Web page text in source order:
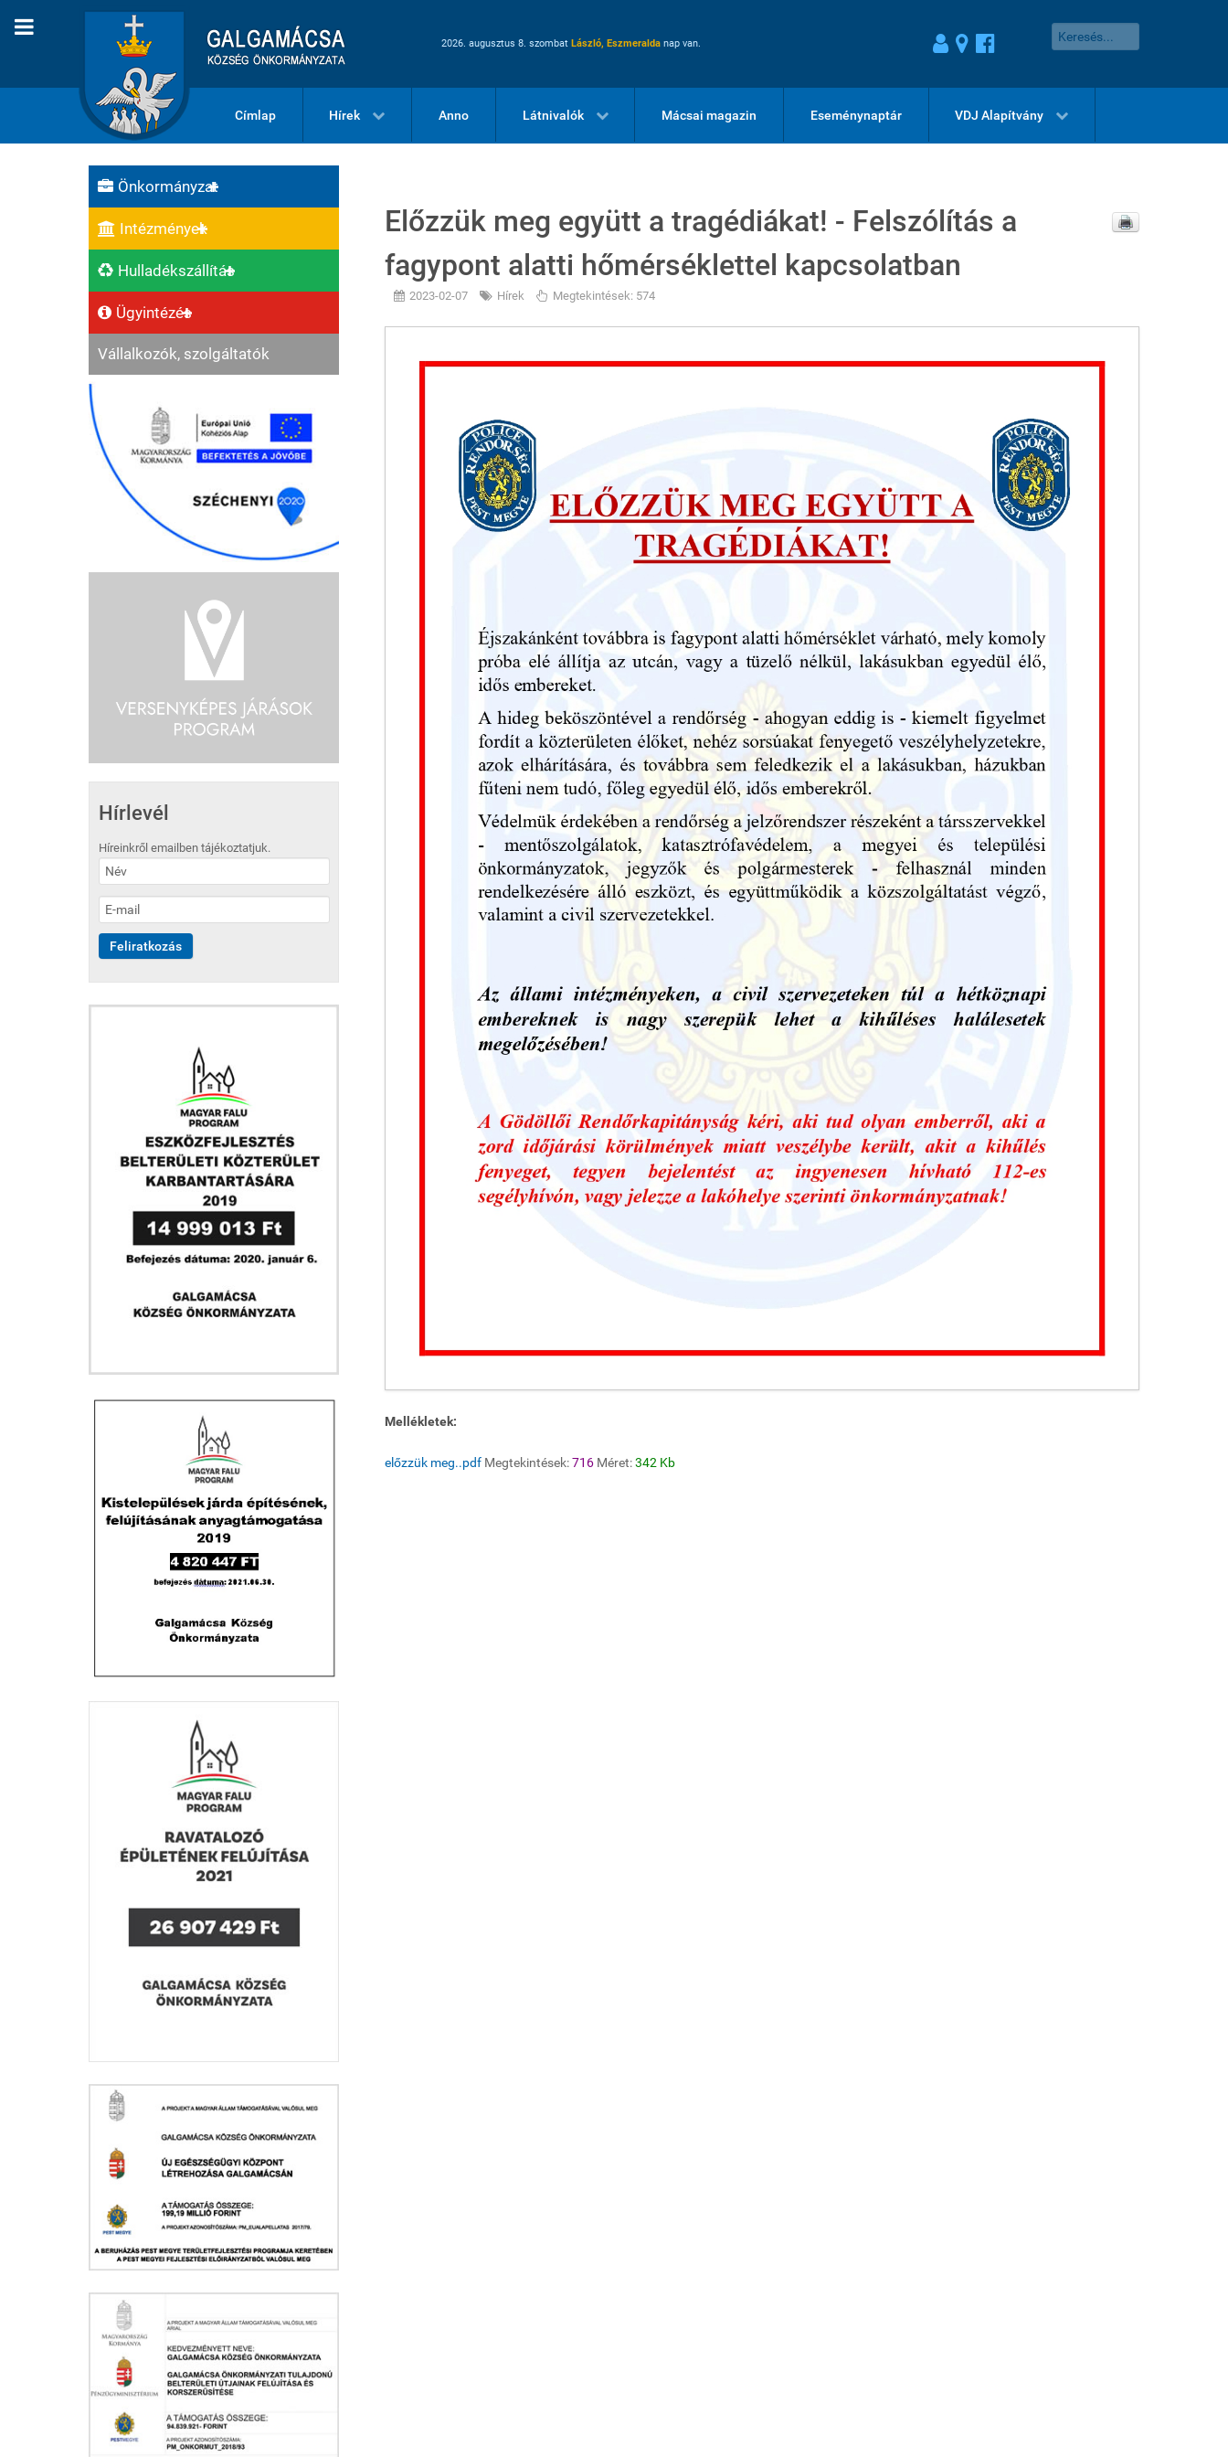
2026. augusztus 8. szombat László, Eszmeralda nap van.
Címlap Hírek Anno Látnivalók Mácsai magazin Eseménynaptár VDJ Alapítvány
Önkormányzat
Intézmények
Hulladékszállítás
Ügyintézés
Vállalkozók, szolgáltatók
Hírlevél
Híreinkről emailben tájékoztatjuk.
Előzzük meg együtt a tragédiákat! - Felszólítás a
fagypont alatti hőmérséklettel kapcsolatban
2023-02-07 Hírek Megtekintések: 574
Mellékletek:
előzzük meg..pdf Megtekintések:716 Méret:342 Kb